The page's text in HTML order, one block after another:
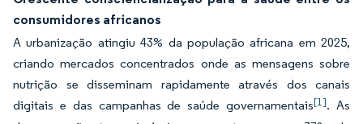
consumidores africanos
A urbanização atingiu 43% da população africana em 2025,
criando mercados concentrados onde as mensagens sobre
nutrição se disseminam rapidamente através dos canais
digitais e das campanhas de saúde governamentais[1]. As